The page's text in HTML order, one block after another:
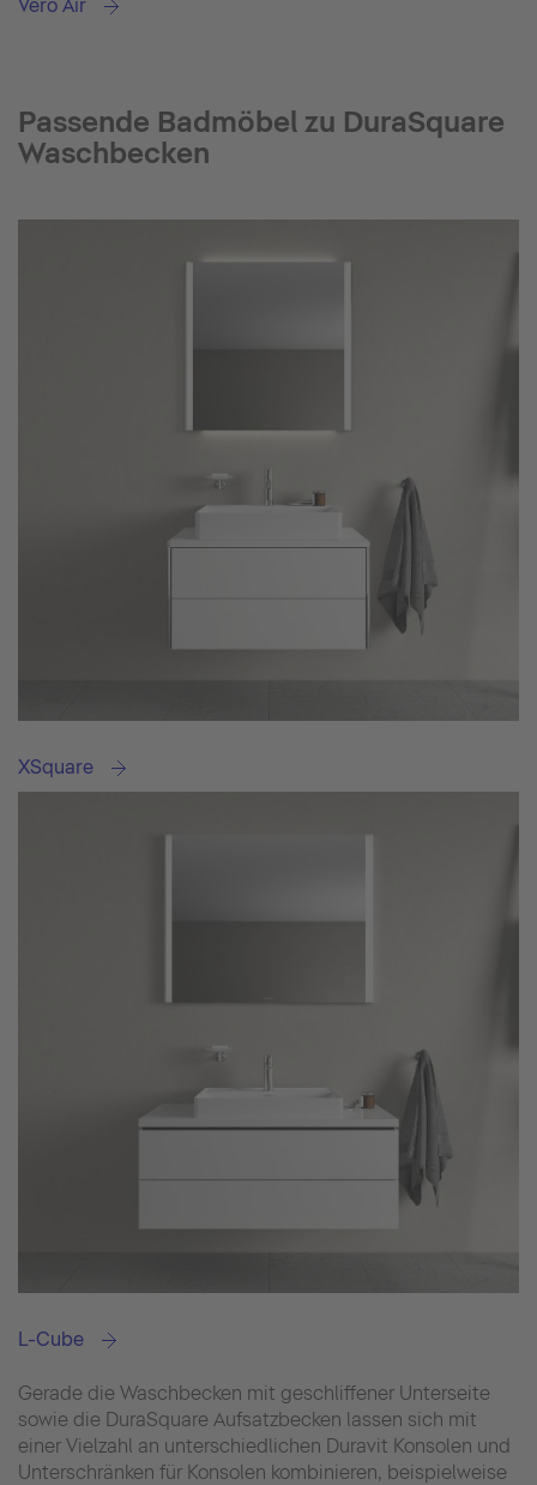
Vero Air
Passende Badmöbel zu DuraSquare
Waschbecken
XSquare
L-Cube
Gerade die Waschbecken mit geschliffener Unterseite
sowie die DuraSquare Aufsatzbecken lassen sich mit
einer Vielzahl an unterschiedlichen Duravit Konsolen und
Unterschränken für Konsolen kombinieren, beispielweise